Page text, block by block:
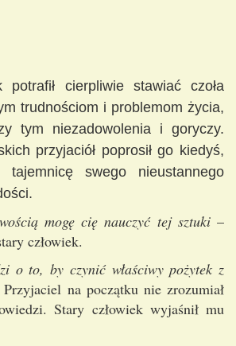
potrafił cierpliwie stawiać czoła
trudnościom i problemom życia,
tym niezadowolenia i goryczy.
przyjaciół poprosił go kiedyś,
tajemnicę swego nieustannego
mogę cię nauczyć tej sztuki –
człowiek.
o to, by czynić właściwy pożytek z
na początku nie zrozumiał
Stary człowiek wyjaśnił mu